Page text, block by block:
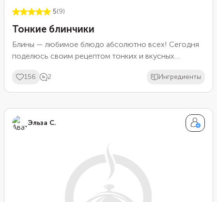
5(9)
Тонкие блинчики
Блины — любимое блюдо абсолютно всех! Сегодня
поделюсь своим рецептом тонких и вкусных
156 2 Ингредиенты
Эльза С.